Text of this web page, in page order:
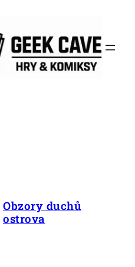
Obzory duchů
ostrova